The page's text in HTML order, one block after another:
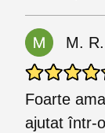
M. R.
Foarte
ajutat într-